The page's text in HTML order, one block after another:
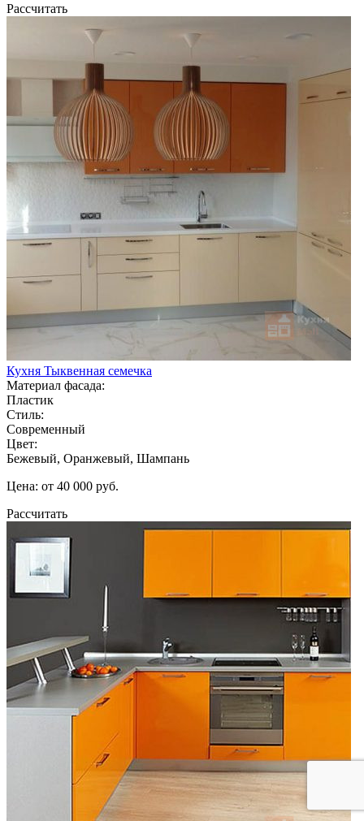
Рассчитать
Кухня Тыквенная семечка
Материал фасада:
Пластик
Стиль:
Современный
Цвет:
Бежевый, Оранжевый, Шампань
Цена: от 40 000 руб.
Рассчитать